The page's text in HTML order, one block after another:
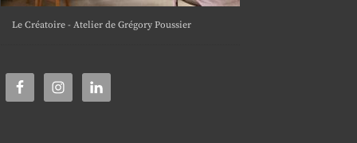
Le Créatoire - Atelier de Grégory Poussier